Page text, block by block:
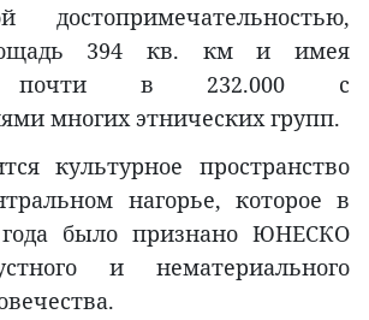
достопримечательностью,
394 кв. км и имея
почти в 232.000 с
многих этнических групп.
культурное пространство
нагорье, которое в
года было признано ЮНЕСКО
и нематериального